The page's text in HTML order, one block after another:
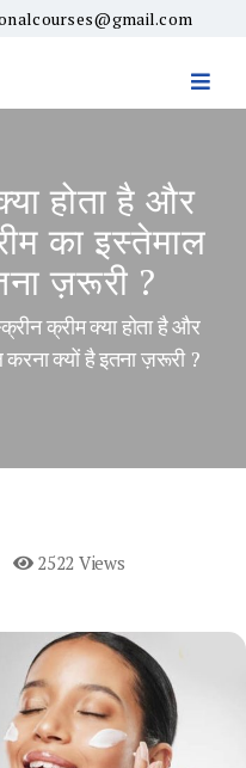
होता है और
का इस्तेमाल
ज़रूरी ?
क्रीम क्या होता है और
क्यों है इतना ज़रूरी ?
2522 Views